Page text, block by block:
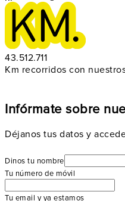
43.512.711
Km recorridos con
Infórmate sobre
Déjanos tus datos y
Dinos tu nombre
Tu número de móvil
Tu email y ya estamos